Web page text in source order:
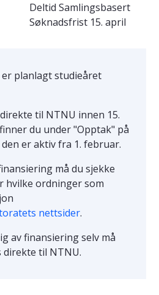
Deltid Samlingsbasert
Søknadsfrist 15. april
planlagt studieåret
til NTNU innen 15.
du under "Opptak" på
er aktiv fra 1. februar.
må du sjekke
hvilke ordninger som
nettsider.
av finansiering selv må
direkte til NTNU.